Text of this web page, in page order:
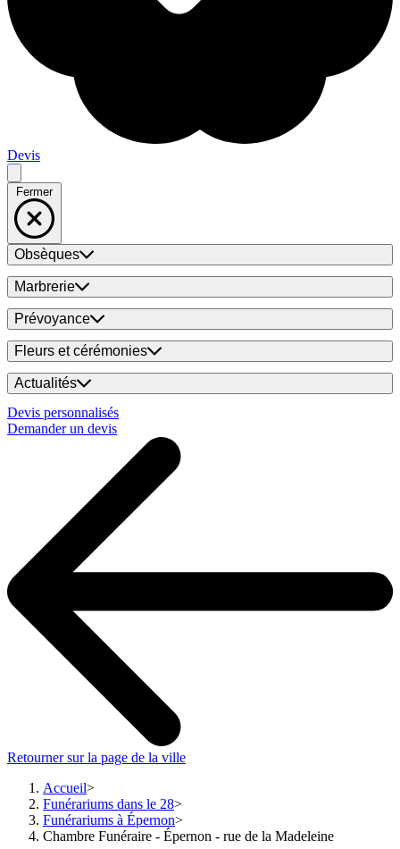
Devis
Fermer
Obsèques
Marbrerie
Prévoyance
Fleurs et cérémonies
Actualités
Devis personnalisés
Demander un devis
Retourner sur la page de la ville
Accueil
Funérariums dans le 28
Funérariums à Épernon
Chambre Funéraire - Épernon - rue de la Madeleine